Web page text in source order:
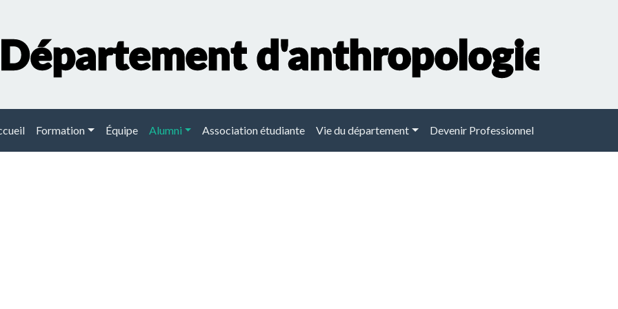
navigation
Formation Équipe Alumni Association étudiante Vie du département Devenir Professionnel